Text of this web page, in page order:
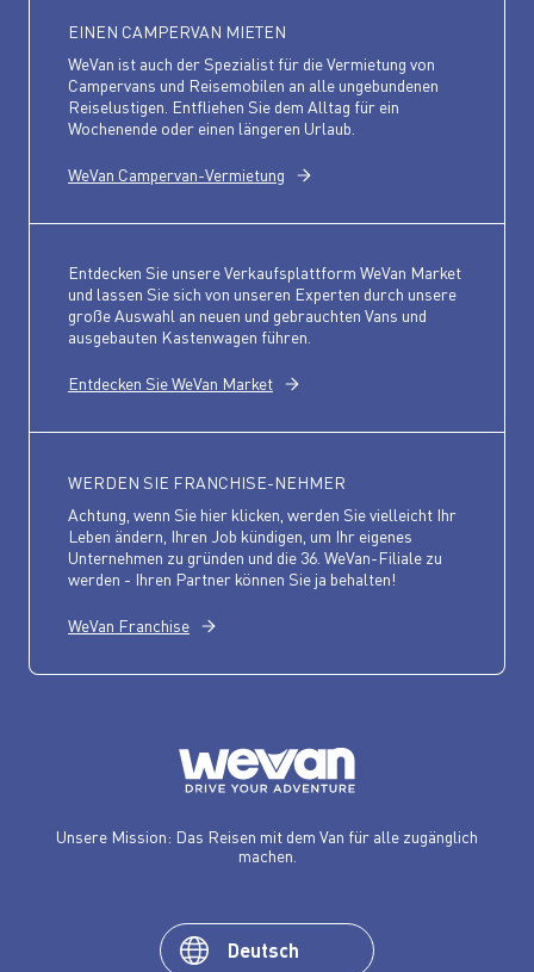
EINEN CAMPERVAN MIETEN
WeVan ist auch der Spezialist für die Vermietung von
Campervans und Reisemobilen an alle ungebundenen
Reiselustigen. Entfliehen Sie dem Alltag für ein
Wochenende oder einen längeren Urlaub.
WeVan Campervan-Vermietung
Entdecken Sie unsere Verkaufsplattform WeVan Market
und lassen Sie sich von unseren Experten durch unsere
große Auswahl an neuen und gebrauchten Vans und
ausgebauten Kastenwagen führen.
Entdecken Sie WeVan Market
WERDEN SIE FRANCHISE-NEHMER
Achtung, wenn Sie hier klicken, werden Sie vielleicht Ihr
Leben ändern, Ihren Job kündigen, um Ihr eigenes
Unternehmen zu gründen und die 36. WeVan-Filiale zu
werden - Ihren Partner können Sie ja behalten!
WeVan Franchise
Unsere Mission: Das Reisen mit dem Van für alle zugänglich
machen.
Deutsch